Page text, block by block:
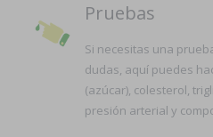
Pruebas
Si necesitas una
dudas, aquí puedes
(azúcar), colesterol,
presión arterial y